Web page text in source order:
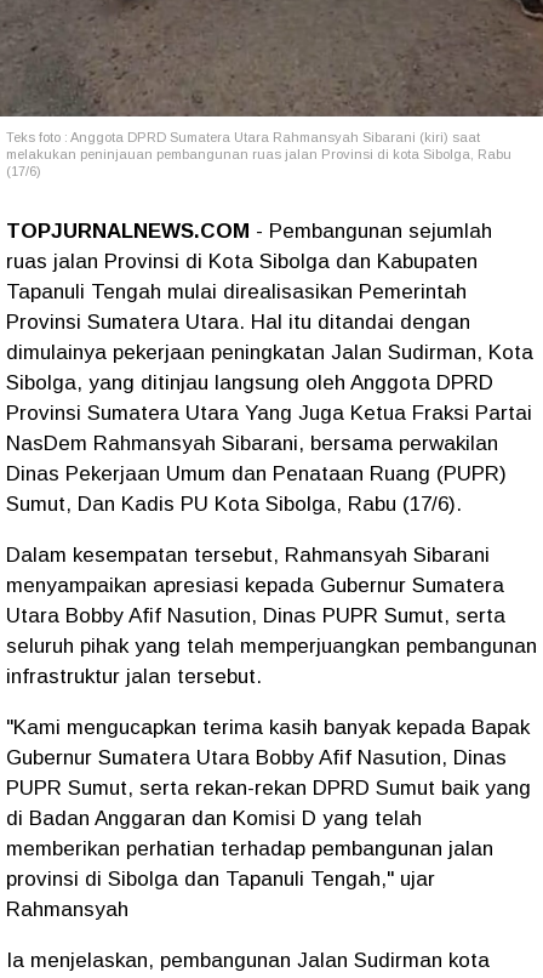
Teks foto : Anggota DPRD Sumatera Utara Rahmansyah Sibarani (kiri) saat
melakukan peninjauan pembangunan ruas jalan Provinsi di kota Sibolga, Rabu
(17/6)
TOPJURNALNEWS.COM - Pembangunan sejumlah
ruas jalan Provinsi di Kota Sibolga dan Kabupaten
Tapanuli Tengah mulai direalisasikan Pemerintah
Provinsi Sumatera Utara. Hal itu ditandai dengan
dimulainya pekerjaan peningkatan Jalan Sudirman, Kota
Sibolga, yang ditinjau langsung oleh Anggota DPRD
Provinsi Sumatera Utara Yang Juga Ketua Fraksi Partai
NasDem Rahmansyah Sibarani, bersama perwakilan
Dinas Pekerjaan Umum dan Penataan Ruang (PUPR)
Sumut, Dan Kadis PU Kota Sibolga, Rabu (17/6).
Dalam kesempatan tersebut, Rahmansyah Sibarani
menyampaikan apresiasi kepada Gubernur Sumatera
Utara Bobby Afif Nasution, Dinas PUPR Sumut, serta
seluruh pihak yang telah memperjuangkan pembangunan
infrastruktur jalan tersebut.
"Kami mengucapkan terima kasih banyak kepada Bapak
Gubernur Sumatera Utara Bobby Afif Nasution, Dinas
PUPR Sumut, serta rekan-rekan DPRD Sumut baik yang
di Badan Anggaran dan Komisi D yang telah
memberikan perhatian terhadap pembangunan jalan
provinsi di Sibolga dan Tapanuli Tengah," ujar
Rahmansyah
Ia menjelaskan, pembangunan Jalan Sudirman kota